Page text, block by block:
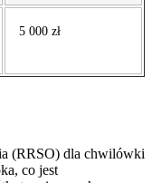
5 000 zł
(RRSO) dla chwilówki
co jest